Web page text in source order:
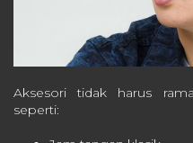
Aksesori tidak harus
seperti: